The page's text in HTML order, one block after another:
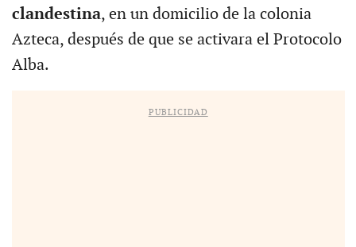
clandestina, en un domicilio de la colonia
Azteca, después de que se activara el Protocolo
Alba.
PUBLICIDAD